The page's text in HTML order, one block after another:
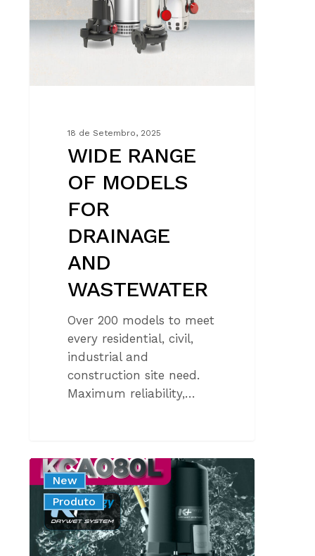
FOR
DRAINAGE
18 de Setembro, 2025
WIDE RANGE
OF MODELS
FOR
DRAINAGE
AND
WASTEWATER
Over 200 models to meet
every residential, civil,
industrial and
construction site need.
Maximum reliability,…
NOVAS
DIMENSÕES
NOVOS
PRODUTOS
New
Produto